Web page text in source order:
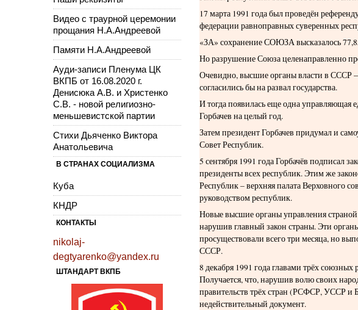
17 марта 1991 года был проведён
федерации равноправных суверенных
«ЗА» сохранение СОЮЗА высказалось
Но разрушение Союза целенаправленно
Очевидно, высшие органы власти в СССР
согласились бы на развал государства.
И тогда появилась еще одна управляющая
Горбачев на целый год.
Затем президент Горбачев придумал и
Совет Республик.
5 сентября 1991 года Горбачёв подписал
президенты всех республик. Этим же
Республик – верхняя палата Верховного
руководством республик.
Новые высшие органы управления
нарушив главный закон страны. Эти
просуществовали всего три месяца, но
СССР.
8 декабря 1991 года главами трёх
Получается, что, нарушив волю своих
правительств трёх стран (РСФСР, УССР
недействительный документ.
Видео с траурной церемонии
прощания Н.А.Андреевой
Памяти Н.А.Андреевой
Ауди-записи Пленума ЦК
ВКПБ от 16.08.2020 г.
Денисюка А.В. и Христенко
С.В. - новой религиозно-
меньшевистской партии
Стихи Дьяченко Виктора
Анатольевича
В СТРАНАХ СОЦИАЛИЗМА
Куба
КНДР
КОНТАКТЫ
nikolaj-
degtyarenko@yandex.ru
ШТАНДАРТ ВКПБ